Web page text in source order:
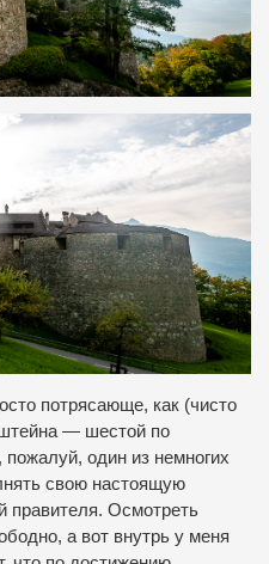
потрясающе, как (чисто
— шестой по
один из немногих
свою настоящую
Осмотреть
а вот внутрь у меня